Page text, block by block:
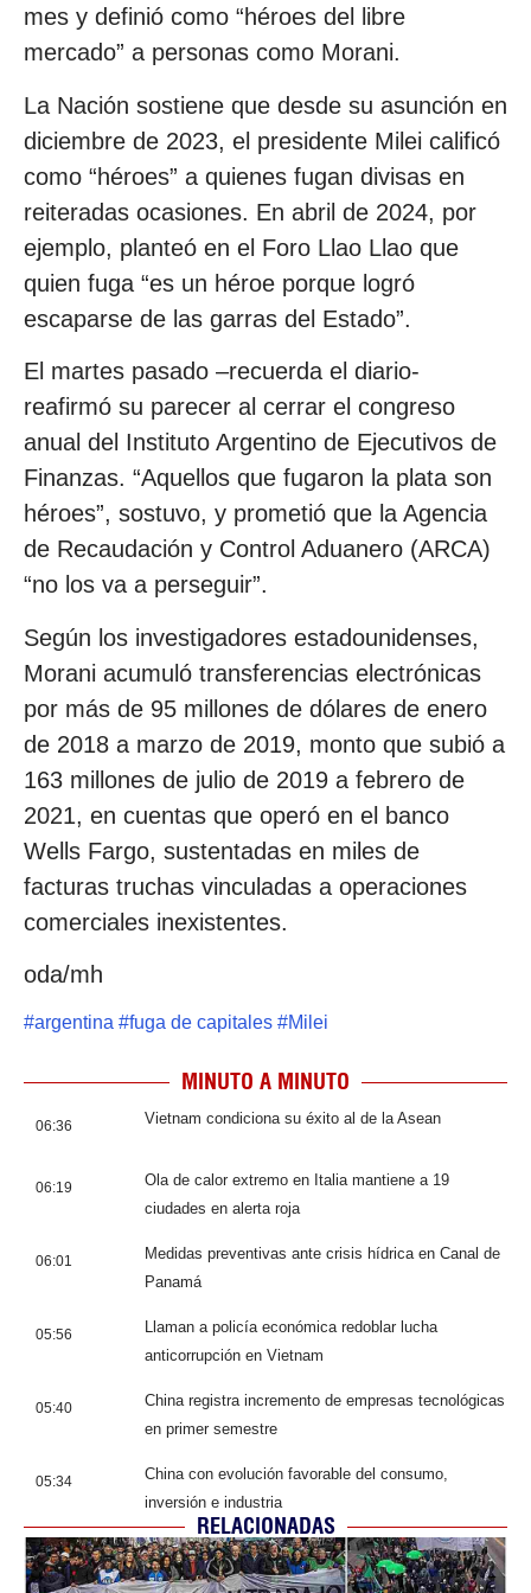
mes y definió como “héroes del libre
mercado” a personas como Morani.
La Nación sostiene que desde su asunción en
diciembre de 2023, el presidente Milei calificó
como “héroes” a quienes fugan divisas en
reiteradas ocasiones. En abril de 2024, por
ejemplo, planteó en el Foro Llao Llao que
quien fuga “es un héroe porque logró
escaparse de las garras del Estado”.
El martes pasado –recuerda el diario-
reafirmó su parecer al cerrar el congreso
anual del Instituto Argentino de Ejecutivos de
Finanzas. “Aquellos que fugaron la plata son
héroes”, sostuvo, y prometió que la Agencia
de Recaudación y Control Aduanero (ARCA)
“no los va a perseguir”.
Según los investigadores estadounidenses,
Morani acumuló transferencias electrónicas
por más de 95 millones de dólares de enero
de 2018 a marzo de 2019, monto que subió a
163 millones de julio de 2019 a febrero de
2021, en cuentas que operó en el banco
Wells Fargo, sustentadas en miles de
facturas truchas vinculadas a operaciones
comerciales inexistentes.
oda/mh
#argentina #fuga de capitales #Milei
MINUTO A MINUTO
06:36 Vietnam condiciona su éxito al de la Asean
06:19
Ola de calor extremo en Italia mantiene a 19
ciudades en alerta roja
06:01
Medidas preventivas ante crisis hídrica en Canal de
Panamá
05:56
Llaman a policía económica redoblar lucha
anticorrupción en Vietnam
05:40
China registra incremento de empresas tecnológicas
en primer semestre
05:34
China con evolución favorable del consumo,
inversión e industria
RELACIONADAS